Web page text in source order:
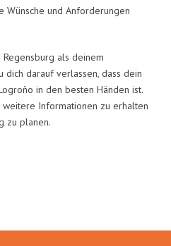
Wünsche und Anforderungen
als deinem
dich darauf verlassen, dass dein
in den besten Händen ist.
weitere Informationen zu erhalten
zu planen.